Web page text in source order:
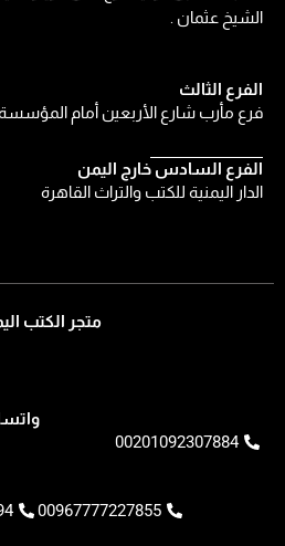
الفرع الثالث
فرع مأرب شارع الأربعين أمام المؤسسة
الفرع السادس خارج اليمن
الدار اليمنية للكتب والتراث القاهرة
الشيخ عثمان .
متجر الكتب
00201092307884
00967777227855